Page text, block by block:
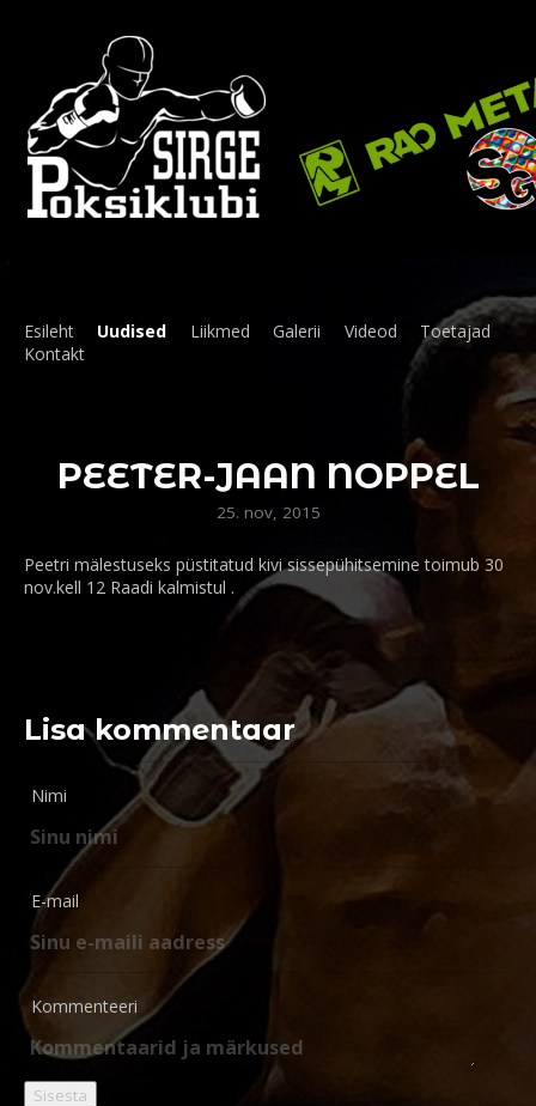
Esileht Uudised Liikmed Galerii Videod
Toetajad
Kontakt
PEETER-JAAN NOPPEL
25. nov, 2015
Peetri mälestuseks püstitatud kivi sissepühitsemine toimub 30
nov.kell 12 Raadi kalmistul .
Lisa kommentaar
Nimi
E-mail
Kommenteeri